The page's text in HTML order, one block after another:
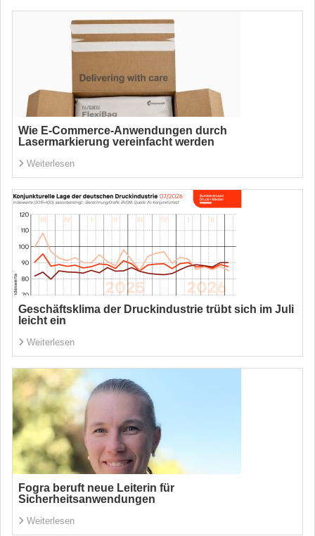
Wie E-Commerce-Anwendungen durch
Lasermarkierung vereinfacht werden
Weiterlesen
Geschäftsklima der Druckindustrie trübt sich im Juli
leicht ein
Weiterlesen
Fogra beruft neue Leiterin für
Sicherheitsanwendungen
Weiterlesen